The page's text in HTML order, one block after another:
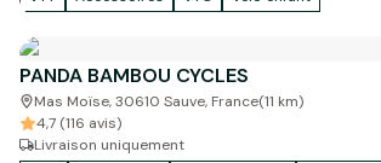
PANDA BAMBOU CYCLES
Mas Moïse, 30610 Sauve, France(11 km)
4,7 (116 avis)
Livraison uniquement